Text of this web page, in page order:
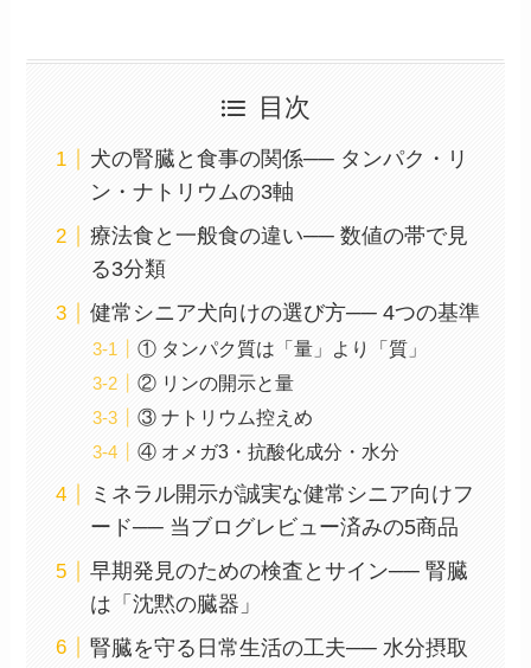
目次
犬の腎臓と食事の関係── タンパク・リ
ン・ナトリウムの3軸
療法食と一般食の違い── 数値の帯で見
る3分類
健常シニア犬向けの選び方── 4つの基準
① タンパク質は「量」より「質」
② リンの開示と量
③ ナトリウム控えめ
④ オメガ3・抗酸化成分・水分
ミネラル開示が誠実な健常シニア向けフ
ード── 当ブログレビュー済みの5商品
早期発見のための検査とサイン── 腎臓
は「沈黙の臓器」
腎臓を守る日常生活の工夫── 水分摂取